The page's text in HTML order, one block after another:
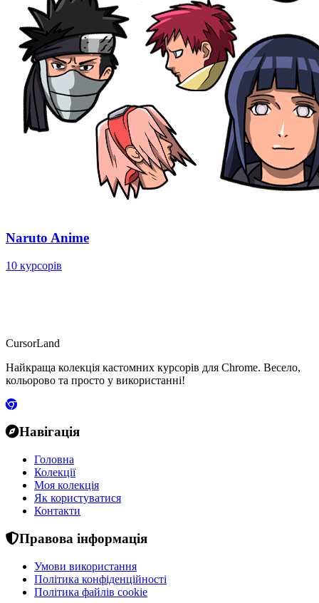
Naruto Anime
10 курсорів
CursorLand
Найкраща колекція кастомних курсорів для Chrome. Весело,
кольорово та просто у використанні!
Навігація
Головна
Колекції
Моя колекція
Як користуватися
Контакти
Правова інформація
Умови використання
Політика конфіденційності
Політика файлів cookie